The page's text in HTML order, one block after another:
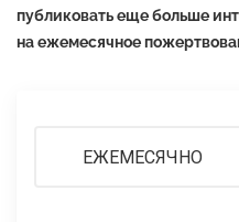
публиковать еще больше
на ежемесячное
ЕЖЕМЕСЯЧНО